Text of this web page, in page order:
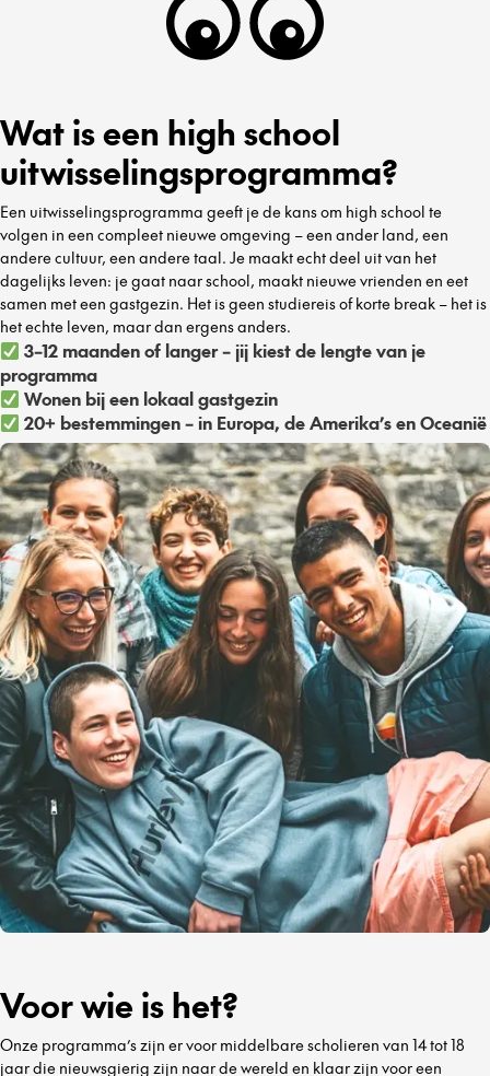
Wat is een high school
uitwisselingsprogramma?
Een uitwisselingsprogramma geeft je de kans om high school te
volgen in een compleet nieuwe omgeving – een ander land, een
andere cultuur, een andere taal. Je maakt echt deel uit van het
dagelijks leven: je gaat naar school, maakt nieuwe vrienden en eet
samen met een gastgezin. Het is geen studiereis of korte break – het is
het echte leven, maar dan ergens anders.
3–12 maanden of langer – jij kiest de lengte van je
programma
Wonen bij een lokaal gastgezin
20+ bestemmingen – in Europa, de Amerika’s en Oceanië
Voor wie is het?
Onze programma’s zijn er voor middelbare scholieren van 14 tot 18
jaar die nieuwsgierig zijn naar de wereld en klaar zijn voor een